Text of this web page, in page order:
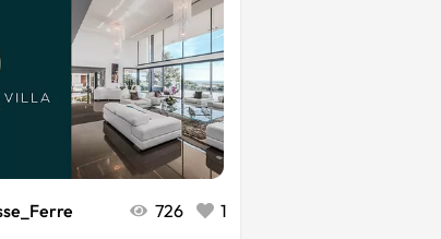
726
1